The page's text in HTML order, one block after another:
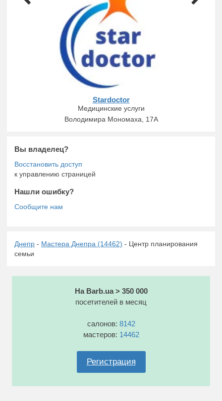
Stardoctor
Медицинские услуги
Володимира Мономаха, 17А
Вы владелец?
к управлению страницей
Нашли ошибку?
Днепр - Мастера Днепра (14462) - Центр планирования
семьи
На Barb.ua > 350 000
посетителей в месяц
салонов: 8142
мастеров: 14462
Регистрация